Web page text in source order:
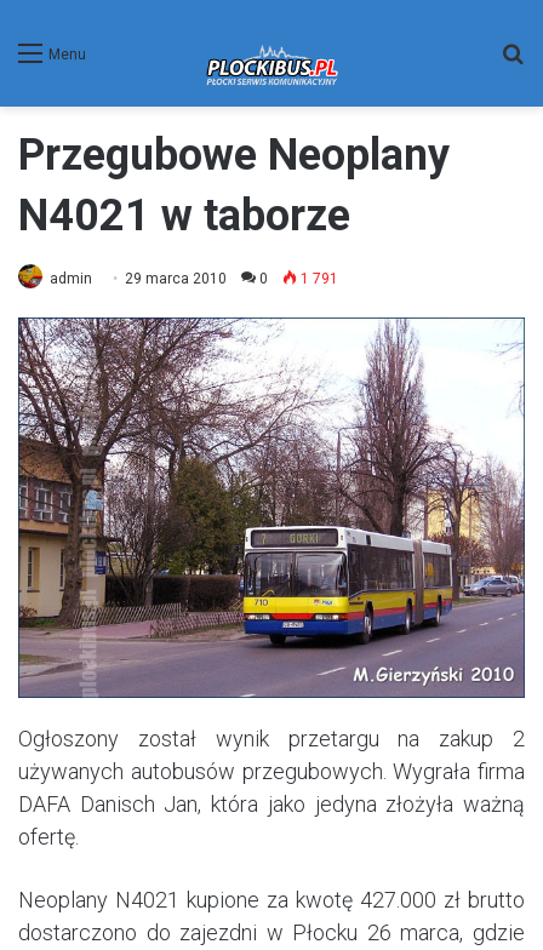
Menu
Przegubowe Neoplany
N4021 w taborze
admin 29 marca 2010 0 1 791
Ogłoszony został wynik przetargu na zakup 2
używanych autobusów przegubowych. Wygrała firma
DAFA Danisch Jan, która jako jedyna złożyła ważną
ofertę.
Neoplany N4021 kupione za kwotę 427.000 zł brutto
dostarczono do zajezdni w Płocku 26 marca, gdzie